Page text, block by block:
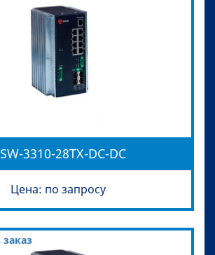
3310-28TX-DC-DC
Цена: по запросу